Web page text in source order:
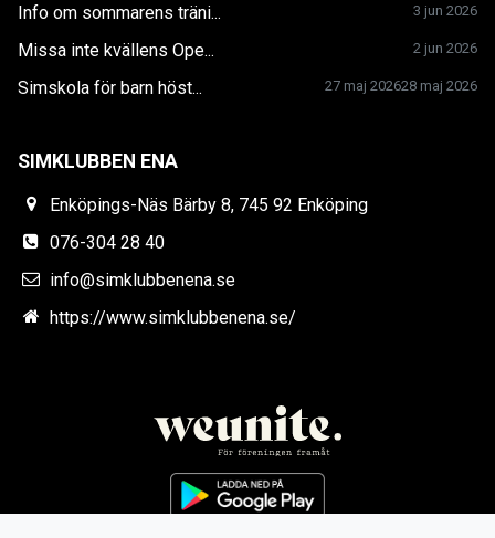
Info om sommarens träni... 3 jun 2026
Missa inte kvällens Ope... 2 jun 2026
28 maj 2026
Simskola för barn höst... 27 maj 2026
SIMKLUBBEN ENA
Enköpings-Näs Bärby 8, 745 92 Enköping
076-304 28 40
info@simklubbenena.se
https://www.simklubbenena.se/